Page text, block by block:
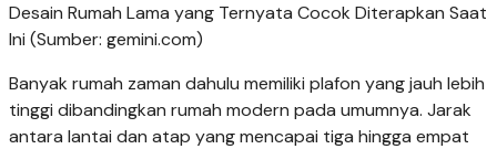
Desain Rumah Lama yang Ternyata Cocok Diterapkan Saat
Ini (Sumber: gemini.com)
Banyak rumah zaman dahulu memiliki plafon yang jauh lebih
tinggi dibandingkan rumah modern pada umumnya. Jarak
antara lantai dan atap yang mencapai tiga hingga empat